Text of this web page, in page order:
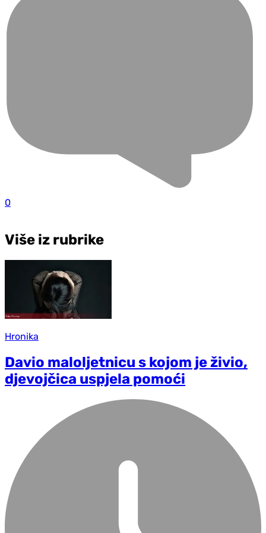
0
Više iz rubrike
Hronika
Davio maloljetnicu s kojom je živio,
djevojčica uspjela pomoći